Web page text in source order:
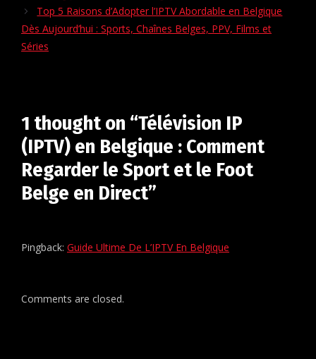
Top 5 Raisons d’Adopter l’IPTV Abordable en Belgique
Dès Aujourd’hui : Sports, Chaînes Belges, PPV, Films et
Séries
1 thought on “Télévision IP
(IPTV) en Belgique : Comment
Regarder le Sport et le Foot
Belge en Direct”
Pingback: Guide Ultime De L’IPTV En Belgique
Comments are closed.